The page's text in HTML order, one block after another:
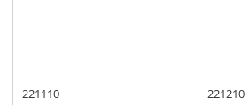
221110 221210